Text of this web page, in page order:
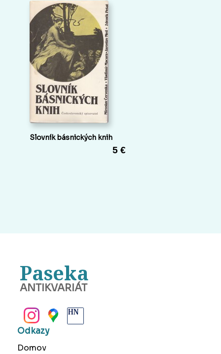
Slovník básnických knih
5 €
Paseka
ANTIKVARIÁT
Odkazy
Domov